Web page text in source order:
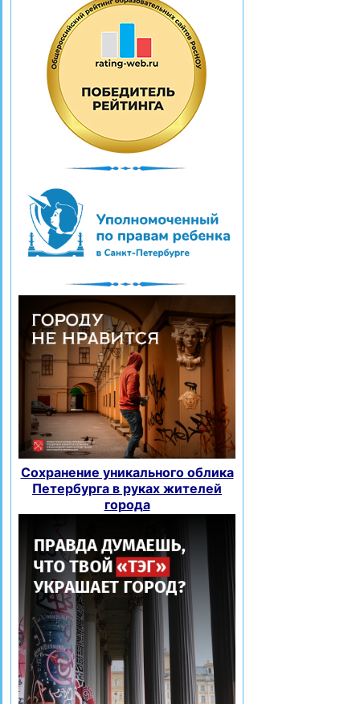
Сохранение уникального облика
Петербурга в руках жителей
города